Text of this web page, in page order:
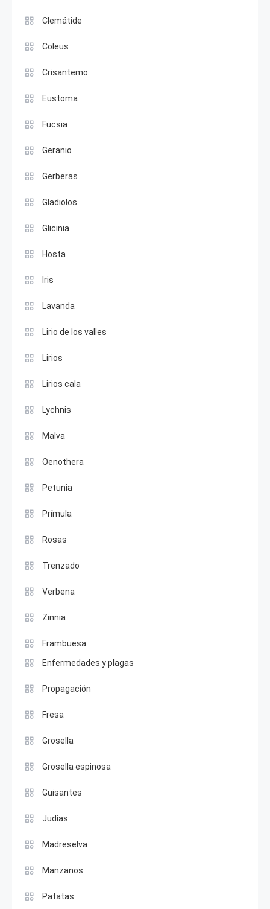
Clemátide
Coleus
Crisantemo
Eustoma
Fucsia
Geranio
Gerberas
Gladiolos
Glicinia
Hosta
Iris
Lavanda
Lirio de los valles
Lirios
Lirios cala
Lychnis
Malva
Oenothera
Petunia
Prímula
Rosas
Trenzado
Verbena
Zinnia
Frambuesa
Enfermedades y plagas
Propagación
Fresa
Grosella
Grosella espinosa
Guisantes
Judías
Madreselva
Manzanos
Patatas